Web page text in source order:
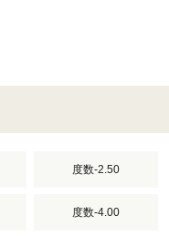
度数-2.50
度数-4.00